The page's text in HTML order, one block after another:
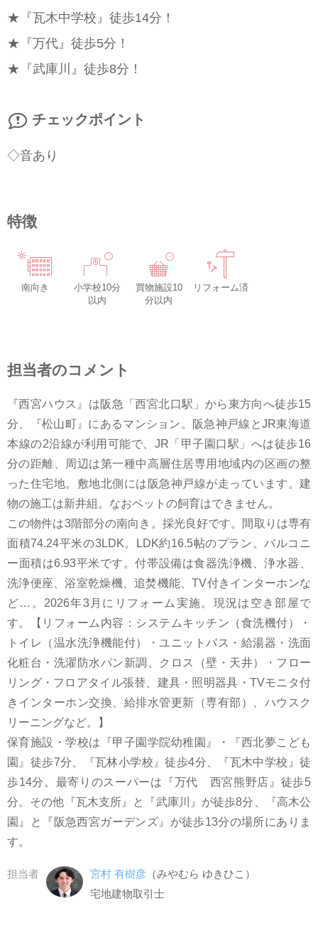
★『瓦木中学校』徒歩14分！
★『万代』徒歩5分！
★『武庫川』徒歩8分！
チェックポイント
◇音あり
特徴
南向き
小学校10分
以内
買物施設10
分以内
リフォーム済
担当者のコメント
『西宮ハウス』は阪急「西宮北口駅」から東方向へ徒歩15
分、『松山町』にあるマンション。阪急神戸線とJR東海道
本線の2沿線が利用可能で、JR「甲子園口駅」へは徒歩16
分の距離、周辺は第一種中高層住居専用地域内の区画の整
った住宅地。敷地北側には阪急神戸線が走っています。建
物の施工は新井組。なおペットの飼育はできません。
この物件は3階部分の南向き。採光良好です。間取りは専有
面積74.24平米の3LDK。LDK約16.5帖のプラン。バルコニ
ー面積は6.93平米です。付帯設備は食器洗浄機、浄水器、
洗浄便座、浴室乾燥機、追焚機能、TV付きインターホンな
ど…。2026年3月にリフォーム実施。現況は空き部屋で
す。【リフォーム内容：システムキッチン（食洗機付）・
トイレ（温水洗浄機能付）・ユニットバス・給湯器・洗面
化粧台・洗濯防水パン新調、クロス（壁・天井）・フロー
リング・フロアタイル張替、建具・照明器具・TVモニタ付
きインターホン交換、給排水管更新（専有部）、ハウスク
リーニングなど。】
保育施設・学校は『甲子園学院幼稚園』・『西北夢こども
園』徒歩7分、『瓦林小学校』徒歩4分、『瓦木中学校』徒
歩14分。最寄りのスーパーは『万代 西宮熊野店』徒歩5
分。その他『瓦木支所』と『武庫川』が徒歩8分、『高木公
園』と『阪急西宮ガーデンズ』が徒歩13分の場所にありま
す。
担当者 宮村 有樹彦（みやむら ゆきひこ）
宅地建物取引士